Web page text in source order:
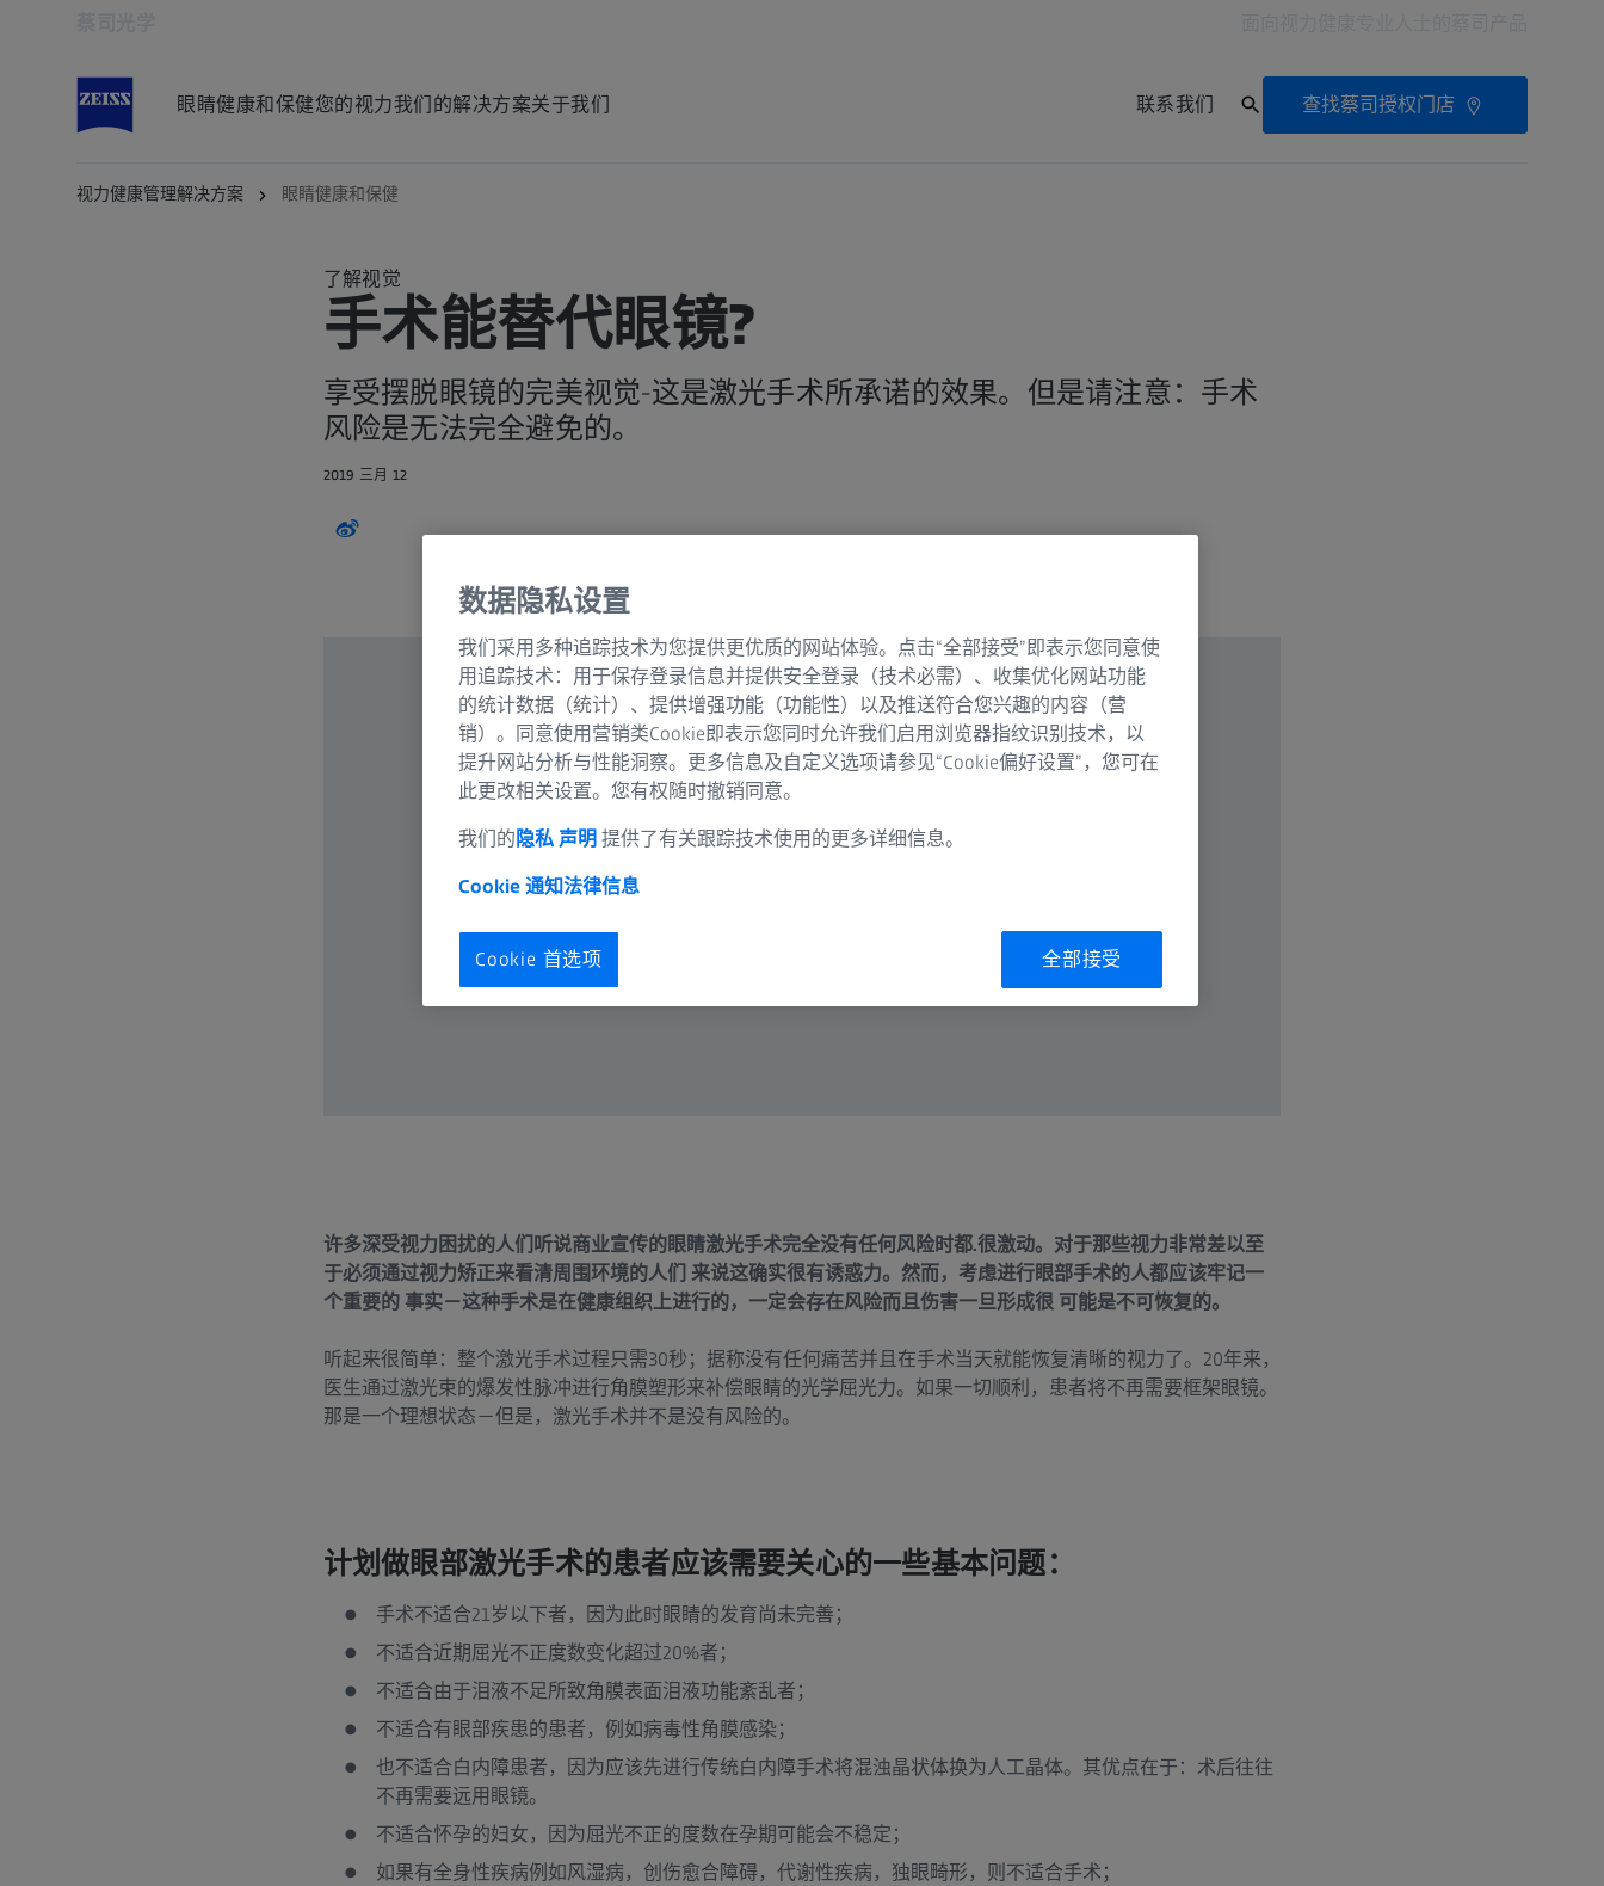
眼睛健康和保健您的视力我们的解决方案关于我们 联系我们 查找蔡司授权门店
视力健康管理解决方案 眼睛健康和保健
了解视觉
手术能替代眼镜?
享受摆脱眼镜的完美视觉-这是激光手术所承诺的效果。但是请注意：手术
风险是无法完全避免的。
2019 三月 12
许多深受视力困扰的人们听说商业宣传的眼睛激光手术完全没有任何风险时都.很激动。对于那些视力非常差以至
于必须通过视力矫正来看清周围环境的人们 来说这确实很有诱惑力。然而，考虑进行眼部手术的人都应该牢记一
个重要的 事实－这种手术是在健康组织上进行的，一定会存在风险而且伤害一旦形成很 可能是不可恢复的。
听起来很简单：整个激光手术过程只需30秒；据称没有任何痛苦并且在手术当天就能恢复清晰的视力了。20年来，
医生通过激光束的爆发性脉冲进行角膜塑形来补偿眼睛的光学屈光力。如果一切顺利，患者将不再需要框架眼镜。
那是一个理想状态－但是，激光手术并不是没有风险的。
计划做眼部激光手术的患者应该需要关心的一些基本问题：
手术不适合21岁以下者，因为此时眼睛的发育尚未完善；
不适合近期屈光不正度数变化超过20%者；
不适合由于泪液不足所致角膜表面泪液功能紊乱者；
不适合有眼部疾患的患者，例如病毒性角膜感染；
也不适合白内障患者，因为应该先进行传统白内障手术将混浊晶状体换为人工晶体。其优点在于：术后往往
不再需要远用眼镜。
不适合怀孕的妇女，因为屈光不正的度数在孕期可能会不稳定；
如果有全身性疾病例如风湿病，创伤愈合障碍，代谢性疾病，独眼畸形，则不适合手术；
数据隐私设置
我们采用多种追踪技术为您提供更优质的网站体验。点击“全部接受”即表示您同意使
用追踪技术：用于保存登录信息并提供安全登录（技术必需）、收集优化网站功能
的统计数据（统计）、提供增强功能（功能性）以及推送符合您兴趣的内容（营
销）。同意使用营销类Cookie即表示您同时允许我们启用浏览器指纹识别技术，以
提升网站分析与性能洞察。更多信息及自定义选项请参见“Cookie偏好设置”，您可在
此更改相关设置。您有权随时撤销同意。
我们的 隐私 声明 提供了有关跟踪技术使用的更多详细信息。
Cookie 通知法律信息
Cookie 首选项 全部接受